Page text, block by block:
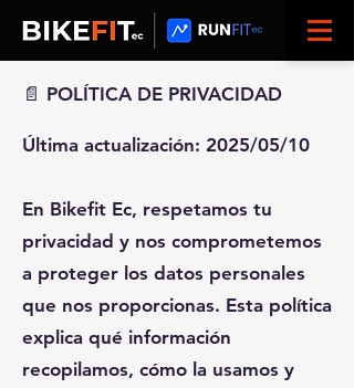
📄 POLÍTICA DE PRIVACIDAD
Última actualización: 2025/05/10
En Bikefit Ec, respetamos tu
privacidad y nos comprometemos
a proteger los datos personales
que nos proporcionas. Esta política
explica qué información
recopilamos, cómo la usamos y